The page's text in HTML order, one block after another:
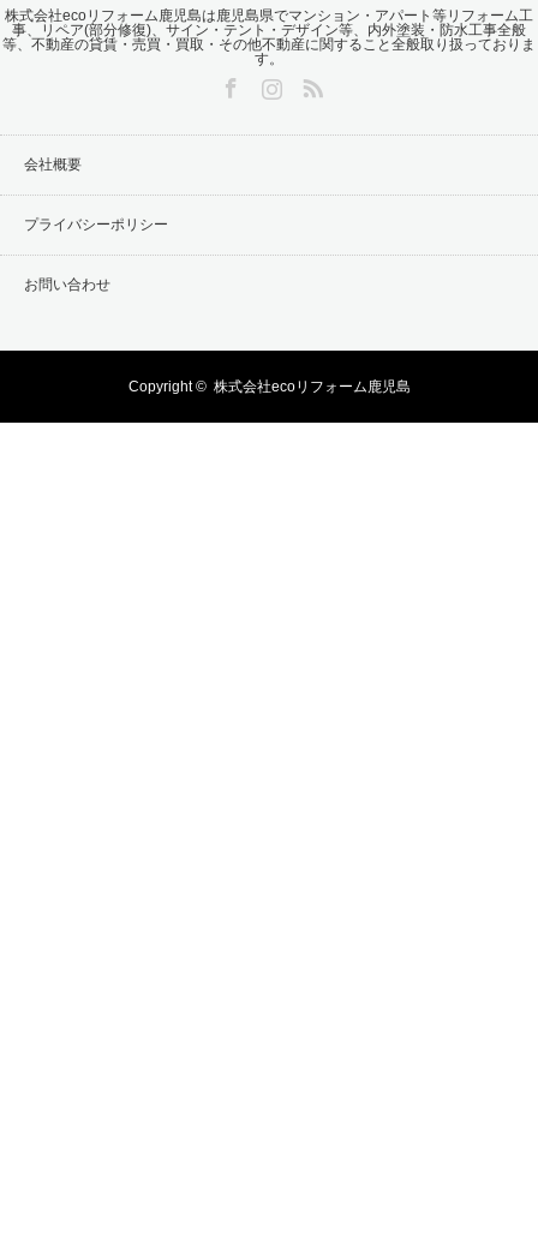
株式会社ecoリフォーム鹿児島は鹿児島県でマンション・アパート等リフォーム工
事、リペア(部分修復)、サイン・テント・デザイン等、内外塗装・防水工事全般
等、不動産の貸賃・売買・買取・その他不動産に関すること全般取り扱っておりま
す。
会社概要
プライバシーポリシー
お問い合わせ
Copyright © 株式会社ecoリフォーム鹿児島